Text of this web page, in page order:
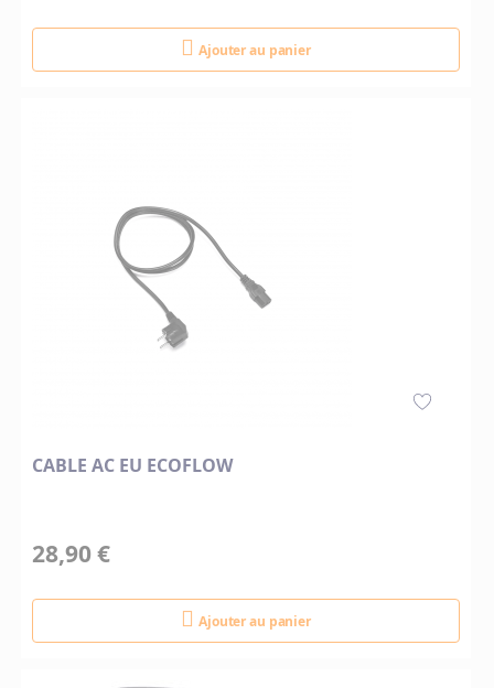
Ajouter au panier
CABLE AC EU ECOFLOW
28,90 €
Ajouter au panier